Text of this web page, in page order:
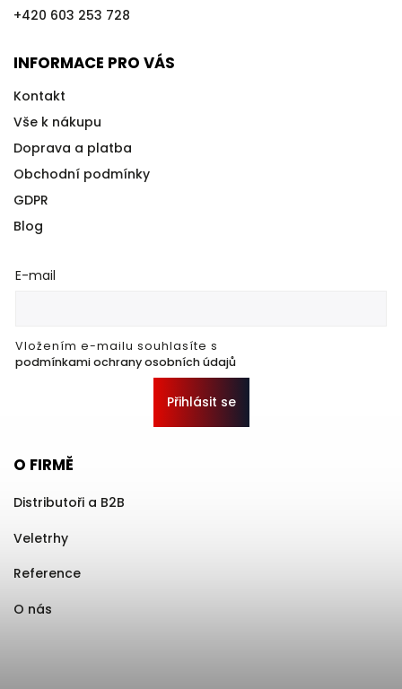
+420 603 253 728
INFORMACE PRO VÁS
Kontakt
Vše k nákupu
Doprava a platba
Obchodní podmínky
GDPR
Blog
E-mail
Vložením e-mailu souhlasíte s
podmínkami ochrany osobních údajů
Přihlásit se
O FIRMĚ
Distributoři a B2B
Veletrhy
Reference
O nás